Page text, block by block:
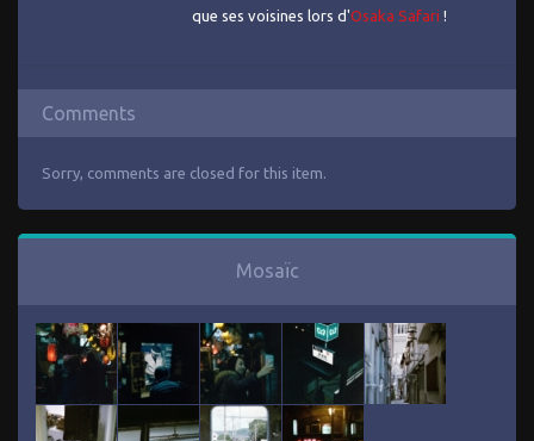
que ses voisines lors d'Osaka Safari !
Comments
Sorry, comments are closed for this item.
Mosaïc